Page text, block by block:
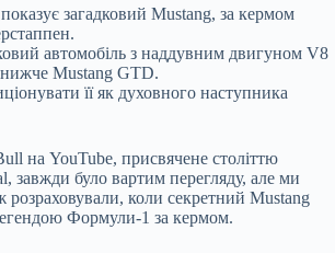
загадковий Mustang, за кермом
автомобіль з наддувним двигуном V8
Mustang GTD.
її як духовного наступника
на YouTube, присвячене століттю
завжди було вартим перегляду, але ми
розраховували, коли секретний Mustang
Формули-1 за кермом.